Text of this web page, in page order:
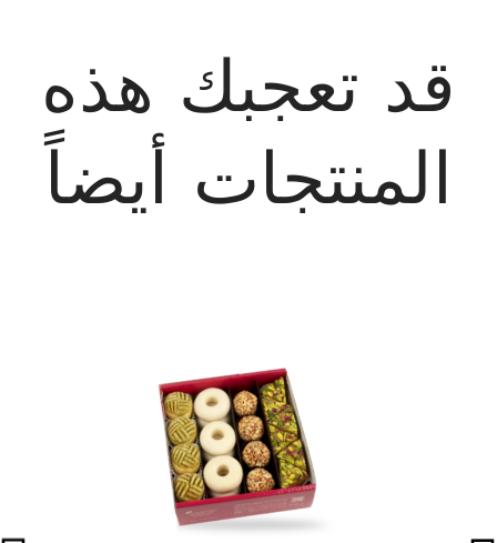
قد تعجبك هذه
المنتجات أيضاً